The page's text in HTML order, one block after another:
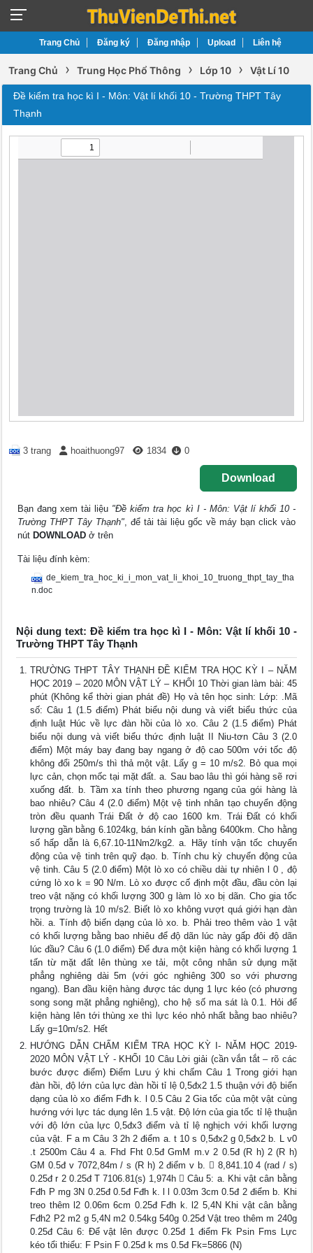
Trang Chủ Đăng ký Đăng nhập Upload Liên hệ
Trang Chủ › Trung Học Phổ Thông › Lớp 10 › Vật Lí 10
Đề kiểm tra học kì I - Môn: Vật lí khối 10 - Trường THPT Tây
Thạnh
3 trang hoaithuong97 1834 0
Download
Bạn đang xem tài liệu "Đề kiểm tra học kì I - Môn: Vật lí khối 10 -
Trường THPT Tây Thạnh", để tải tài liệu gốc về máy bạn click vào
nút DOWNLOAD ở trên
Tài liệu đính kèm:
de_kiem_tra_hoc_ki_i_mon_vat_li_khoi_10_truong_thpt_tay_tha
n.doc
Nội dung text: Đề kiểm tra học kì I - Môn: Vật lí khối 10 -
Trường THPT Tây Thạnh
TRƯỜNG THPT TÂY THẠNH ĐỀ KIỂM TRA HỌC KỲ I – NĂM
HỌC 2019 – 2020 MÔN VẬT LÝ – KHỐI 10 Thời gian làm bài: 45
phút (Không kể thời gian phát đề) Họ và tên học sinh: Lớp: .Mã
số: Câu 1 (1.5 điểm) Phát biểu nội dung và viết biểu thức của
định luật Húc về lực đàn hồi của lò xo. Câu 2 (1.5 điểm) Phát
biểu nội dung và viết biểu thức định luật II Niu-tơn Câu 3 (2.0
điểm) Một máy bay đang bay ngang ở độ cao 500m với tốc độ
không đổi 250m/s thì thả một vật. Lấy g = 10 m/s2. Bỏ qua mọi
lực cản, chọn mốc tại mặt đất. a. Sau bao lâu thì gói hàng sẽ rơi
xuống đất. b. Tầm xa tính theo phương ngang của gói hàng là
bao nhiêu? Câu 4 (2.0 điểm) Một vệ tinh nhân tạo chuyển động
tròn đều quanh Trái Đất ở độ cao 1600 km. Trái Đất có khối
lượng gần bằng 6.1024kg, bán kính gần bằng 6400km. Cho hằng
số hấp dẫn là 6,67.10-11Nm2/kg2. a. Hãy tính vận tốc chuyển
động của vệ tinh trên quỹ đạo. b. Tính chu kỳ chuyển động của
vệ tinh. Câu 5 (2.0 điểm) Một lò xo có chiều dài tự nhiên l 0 , độ
cứng lò xo k = 90 N/m. Lò xo được cố định một đầu, đầu còn lại
treo vật nặng có khối lượng 300 g làm lò xo bị dãn. Cho gia tốc
trọng trường là 10 m/s2. Biết lò xo không vượt quá giới hạn đàn
hồi. a. Tính độ biến dạng của lò xo. b. Phải treo thêm vào 1 vật
có khối lượng bằng bao nhiêu để độ dãn lúc này gấp đôi độ dãn
lúc đầu? Câu 6 (1.0 điểm) Để đưa một kiện hàng có khối lượng 1
tấn từ mặt đất lên thùng xe tải, một công nhân sử dụng mặt
phẳng nghiêng dài 5m (với góc nghiêng 300 so với phương
ngang). Ban đầu kiện hàng được tác dụng 1 lực kéo (có phương
song song mặt phẳng nghiêng), cho hệ số ma sát là 0.1. Hỏi để
kiện hàng lên tới thùng xe thì lực kéo nhỏ nhất bằng bao nhiêu?
Lấy g=10m/s2. Hết
HƯỚNG DẪN CHẤM KIỂM TRA HỌC KỲ I- NĂM HỌC 2019-
2020 MÔN VẬT LÝ - KHỐI 10 Câu Lời giải (cần vắn tắt – rõ các
bước được điểm) Điểm Lưu ý khi chấm Câu 1 Trong giới hạn
đàn hồi, độ lớn của lực đàn hồi tỉ lệ 0,5đx2 1.5 thuận với độ biến
dạng của lò xo điểm Fđh k. l 0.5 Câu 2 Gia tốc của một vật cùng
hướng với lực tác dụng lên 1.5 vật. Độ lớn của gia tốc tỉ lệ thuận
với độ lớn của lực 0,5đx3 điểm và tỉ lệ nghịch với khối lượng
của vật. F a m Câu 3 2h 2 điểm a. t 10 s 0,5đx2 g 0,5đx2 b. L v0
.t 2500m Câu 4 a. Fhd Fht 0.5đ GmM m.v 2 0.5đ (R h) 2 (R h)
GM 0.5đ v 7072,84m / s (R h) 2 điểm v b.  8,841.10 4 (rad / s)
0.25đ r 2 0.25đ T 7106.81(s) 1,974h  Câu 5: a. Khi vật cân bằng
Fđh P mg 3N 0.25đ 0.5đ Fđh k. l l 0.03m 3cm 0.5đ 2 điểm b. Khi
treo thêm l2 0.06m 6cm 0.25đ Fđh k. l2 5,4N Khi vật cân bằng
Fđh2 P2 m2 g 5,4N m2 0.54kg 540g 0.25đ Vật treo thêm m 240g
0.25đ Câu 6: Để vật lên được 0.25đ 1 điểm Fk Psin Fms Lực
kéo tổi thiểu: F Psin F 0.25đ k ms 0.5đ Fk=5866 (N)